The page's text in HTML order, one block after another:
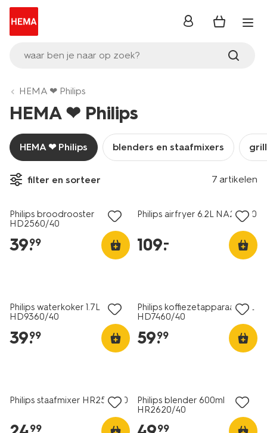
waar ben je naar op zoek?
inloggen
HEMA ❤ Philips
HEMA ❤ Philips
HEMA ❤ Philips blenders en staafmixers
filter en sorteer 7 artikelen
beste koop
Philips broodrooster
HD2560/40
39.
99
Philips airfryer 6.2L NA231/40
109.
–
Philips waterkoker 1.7L
HD9360/40
39.
99
Philips koffiezetapparaat 1.2L
HD7460/40
59.
99
Philips staafmixer HR2521/40
99
Philips blender 600ml
HR2620/40
99